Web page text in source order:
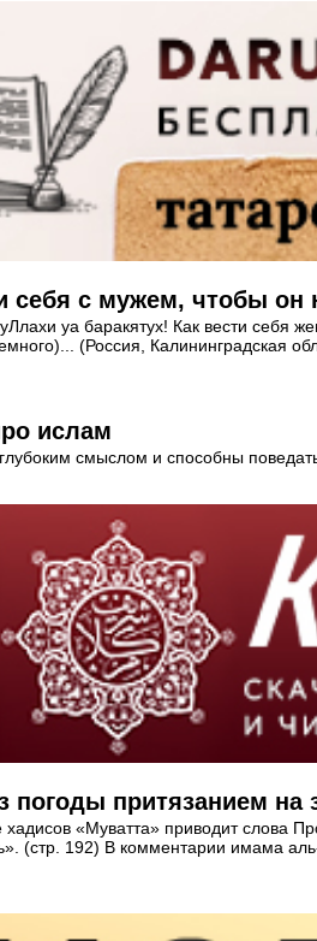
себя с мужем, чтобы он
уа баракятух! Как вести себя
(Россия, Калининградская
ислам
смыслом и способны
погоды притязанием на
«Муватта» приводит слова
(стр. 192) В комментарии имама